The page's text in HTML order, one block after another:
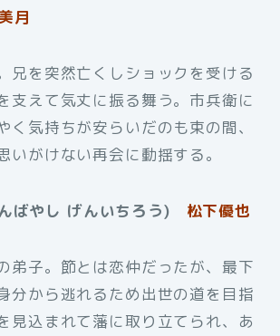
月
兄を突然亡くしショックを受ける
支えて気丈に振る舞う。市兵衛に
く気持ちが安らいだのも束の間、
いがけない再会に動揺する。
ばやし げんいちろう) 松下優也
弟子。節とは恋仲だったが、最下
分から逃れるため出世の道を目指
見込まれて藩に取り立てられ、あ